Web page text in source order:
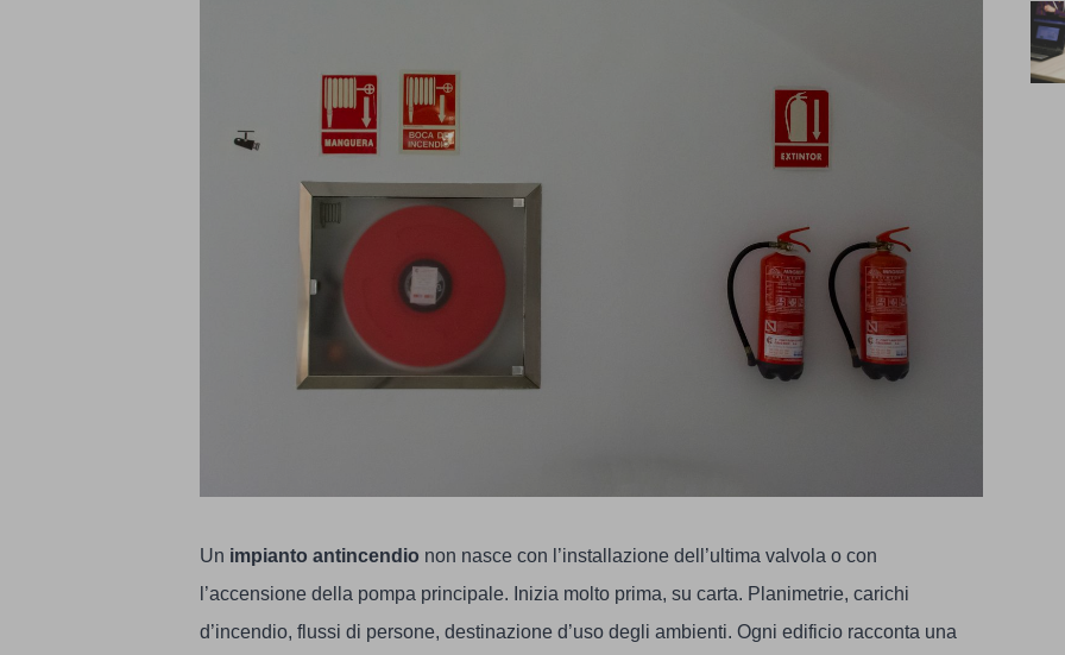
Un impianto antincendio non nasce con l’installazione dell’ultima valvola o con
l’accensione della pompa principale. Inizia molto prima, su carta. Planimetrie, carichi
d’incendio, flussi di persone, destinazione d’uso degli ambienti. Ogni edificio racconta una